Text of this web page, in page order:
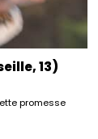
13)
promesse